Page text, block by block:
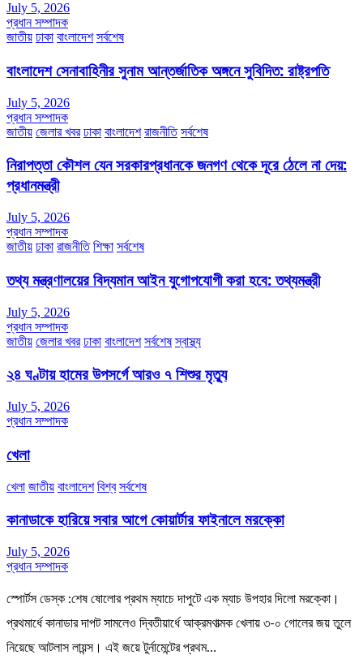
July 5, 2026
প্রধান সম্পাদক
জাতীয় ঢাকা বাংলাদেশ সর্বশেষ
বাংলাদেশ সেনাবাহিনীর সুনাম আন্তর্জাতিক অঙ্গনে সুবিদিত: রাষ্ট্রপতি
July 5, 2026
প্রধান সম্পাদক
জাতীয় জেলার খবর ঢাকা বাংলাদেশ রাজনীতি সর্বশেষ
নিরাপত্তা কৌশল যেন সরকারপ্রধানকে জনগণ থেকে দূরে ঠেলে না দেয়:
প্রধানমন্ত্রী
July 5, 2026
প্রধান সম্পাদক
জাতীয় ঢাকা রাজনীতি শিক্ষা সর্বশেষ
তথ্য মন্ত্রণালয়ের বিদ্যমান আইন যুগোপযোগী করা হবে: তথ্যমন্ত্রী
July 5, 2026
প্রধান সম্পাদক
জাতীয় জেলার খবর ঢাকা বাংলাদেশ সর্বশেষ স্বাস্থ্য
২৪ ঘণ্টায় হামের উপসর্গে আরও ৭ শিশুর মৃত্যু
July 5, 2026
প্রধান সম্পাদক
খেলা
খেলা জাতীয় বাংলাদেশ বিশ্ব সর্বশেষ
কানাডাকে হারিয়ে সবার আগে কোয়ার্টার ফাইনালে মরক্কো
July 5, 2026
প্রধান সম্পাদক
স্পোর্টস ডেস্ক :শেষ ষোলোর প্রথম ম্যাচে দাপুটে এক ম্যাচ উপহার দিলো মরক্কো।
প্রথমার্ধে কানাডার দাপট সামলেও দ্বিতীয়ার্ধে আক্রমণাত্মক খেলায় ৩-০ গোলের জয় তুলে
নিয়েছে আটলাস লায়ন্স। এই জয়ে টুর্নামেন্টের প্রথম…